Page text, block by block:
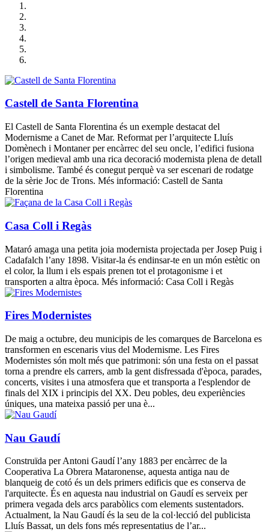
Castell de Santa Florentina
El Castell de Santa Florentina és un exemple destacat del
Modernisme a Canet de Mar. Reformat per l’arquitecte Lluís
Domènech i Montaner per encàrrec del seu oncle, l’edifici fusiona
l’origen medieval amb una rica decoració modernista plena de detall
i simbolisme. També és conegut perquè va ser escenari de rodatge
de la sèrie Joc de Trons. Més informació: Castell de Santa
Florentina
Casa Coll i Regàs
Mataró amaga una petita joia modernista projectada per Josep Puig i
Cadafalch l’any 1898. Visitar-la és endinsar-te en un món estètic on
el color, la llum i els espais prenen tot el protagonisme i et
transporten a altra època. Més informació: Casa Coll i Regàs
Fires Modernistes
De maig a octubre, deu municipis de les comarques de Barcelona es
transformen en escenaris vius del Modernisme. Les Fires
Modernistes són molt més que patrimoni: són una festa on el passat
torna a prendre els carrers, amb la gent disfressada d'època, parades,
concerts, visites i una atmosfera que et transporta a l'esplendor de
finals del XIX i principis del XX. Deu pobles, deu experiències
úniques, una mateixa passió per una è...
Nau Gaudí
Construïda per Antoni Gaudí l’any 1883 per encàrrec de la
Cooperativa La Obrera Mataronense, aquesta antiga nau de
blanqueig de cotó és un dels primers edificis que es conserva de
l'arquitecte. És en aquesta nau industrial on Gaudí es serveix per
primera vegada dels arcs parabòlics com elements sustentadors.
Actualment, la Nau Gaudí és la seu de la col·lecció del publicista
Lluís Bassat, un dels fons més representatius de l’ar...